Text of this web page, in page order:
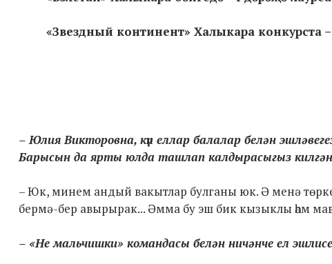
«Звездный континент» Халыкара конкурста
– Юлия Викторовна, күп еллар балалар белән
Барысын да ярты юлда ташлап калдырасыгыз
– Юк, минем андый вакытлар булганы юк. Ә менә
бермә-бер авырырак... Әмма бу эш бик кызыклы һәм
– «Не мальчишки» командасы белән ничәнче ел